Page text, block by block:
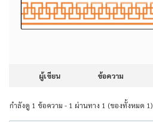
ผู้เขียน ข้อความ
กำลังดู 1 ข้อความ - 1 ผ่านทาง 1 (ของทั้งหมด 1)